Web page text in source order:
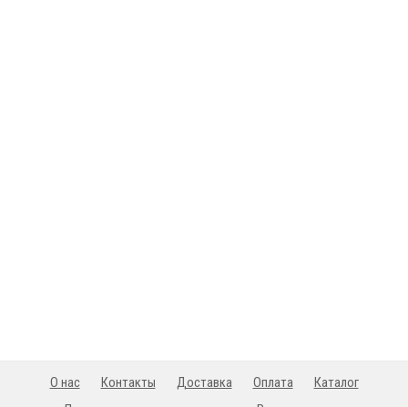
О нас Контакты Доставка Оплата
Каталог